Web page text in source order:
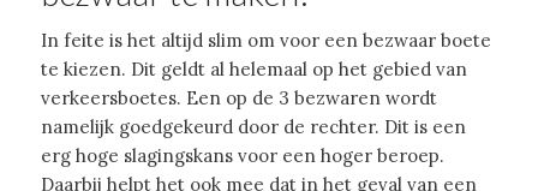
In feite is het altijd slim om voor een bezwaar boete
te kiezen. Dit geldt al helemaal op het gebied van
verkeersboetes. Een op de 3 bezwaren wordt
namelijk goedgekeurd door de rechter. Dit is een
erg hoge slagingskans voor een hoger beroep.
Daarbij helpt het ook mee dat in het geval van een